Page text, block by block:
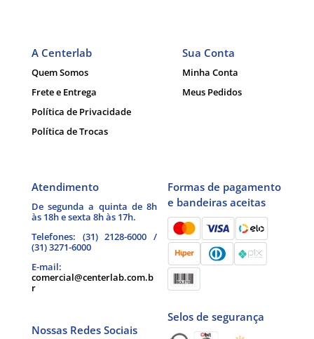
A Centerlab
Quem Somos
Frete e Entrega
Política de Privacidade
Política de Trocas
Sua Conta
Minha Conta
Meus Pedidos
Atendimento
De segunda a quinta de 8h
às 18h e sexta 8h às 17h.
Telefones: (31) 2128-6000 /
(31) 3271-6000
E-mail:
comercial@centerlab.com.b
r
Nossas Redes Sociais
Formas de pagamento
e bandeiras aceitas
Selos de segurança